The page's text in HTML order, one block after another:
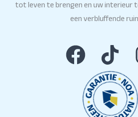
tot leven te brengen en uw
een verbluffende